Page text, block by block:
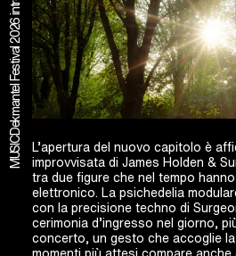
MUSIC
L’apertura del nuovo capitolo è
improvvisata di James Holden &
tra due figure che nel tempo
elettronico. La psichedelia
con la precisione techno di
cerimonia d’ingresso nel giorno,
concerto, un gesto che accoglie
momenti più attesi compare